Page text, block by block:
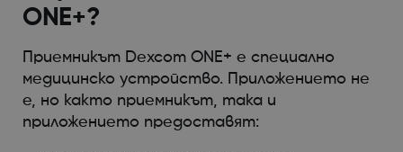
ONE+?
Приемникът Dexcom ONE+ е специално
медицинско устройство. Приложението не
е, но както приемникът, така и
приложението предоставят: